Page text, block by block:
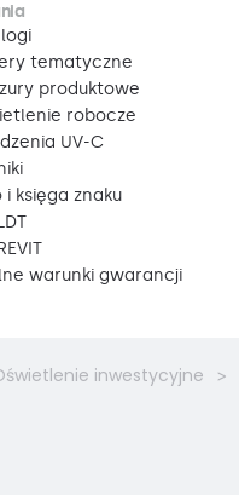
tematyczne
produktowe
robocze
UV-C
i księga znaku
warunki gwarancji
inwestycyjne